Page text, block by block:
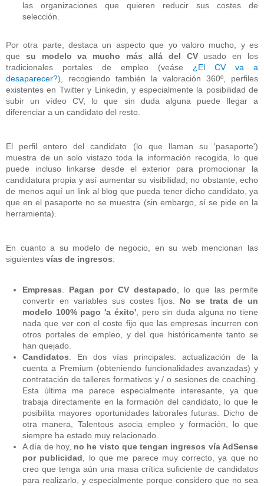
las organizaciones que quieren reducir sus costes de
selección.
Por otra parte, destaca un aspecto que yo valoro mucho, y es
que su modelo va mucho más allá del CVusado en los
tradicionales portales de empleo (veáse ¿El CV va a
desaparecer?), recogiendo también la valoración 360º, perfiles
existentes en Twitter y Linkedin, y especialmente la posibilidad de
subir un vídeo CV, lo que sin duda alguna puede llegar a
diferenciar a un candidato del resto.
El perfil entero del candidato (lo que llaman su 'pasaporte')
muestra de un solo vistazo toda la información recogida, lo que
puede incluso linkarse desde el exterior para promocionar la
candidatura propia y así aumentar su visibilidad; no obstante, echo
de menos aquí un link al blog que pueda tener dicho candidato, ya
que en el pasaporte no se muestra (sin embargo, sí se pide en la
herramienta).
En cuanto a su modelo de negocio, en su web mencionan las
siguientes vías de ingresos:
Empresas Pagan por CV destapado , lo que las permite
convertir en variables sus costes fijos. No se trata de un
modelo 100% pago 'a éxito', pero sin duda alguna no tiene
nada que ver con el coste fijo que las empresas incurren con
otros portales de empleo, y del que históricamente tanto se
han quejado.
Candidatos . En dos vías principales: actualización de la
cuenta a Premium (obteniendo funcionalidades avanzadas) y
contratación de talleres formativos y / o sesiones de coaching.
Esta última me parece especialmente interesante, ya que
trabaja directamente en la formación del candidato, lo que le
posibilita mayores oportunidades laborales futuras. Dicho de
otra manera, Talentous asocia empleo y formación, lo que
siempre ha estado muy relacionado.
A día de hoy, no he visto que tengan ingresos vía AdSense
por publicidad , lo que me parece muy correcto, ya que no
creo que tenga aún una masa crítica suficiente de candidatos
para realizarlo, y especialmente porque considero que no sea